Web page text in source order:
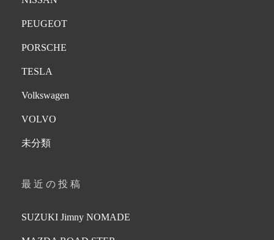
PEUGEOT
PORSCHE
TESLA
Volkswagen
VOLVO
未分類
最近の投稿
SUZUKI Jimny NOMADE